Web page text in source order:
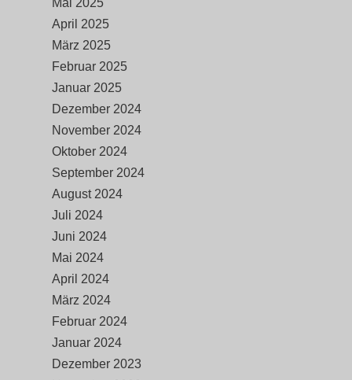
Mai 2025
April 2025
März 2025
Februar 2025
Januar 2025
Dezember 2024
November 2024
Oktober 2024
September 2024
August 2024
Juli 2024
Juni 2024
Mai 2024
April 2024
März 2024
Februar 2024
Januar 2024
Dezember 2023